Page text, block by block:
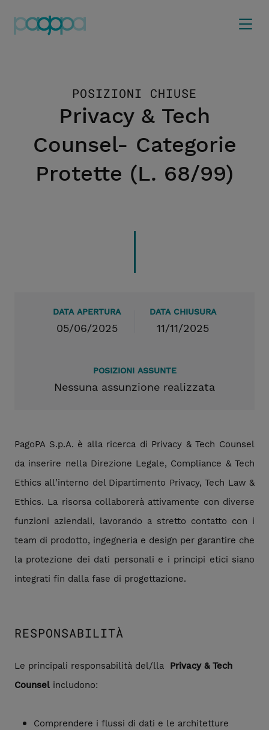
POSIZIONI CHIUSE
Privacy & Tech
Counsel- Categorie
Protette (L. 68/99)
DATA APERTURA
05/06/2025
DATA CHIUSURA
11/11/2025
POSIZIONI ASSUNTE
Nessuna assunzione realizzata
PagoPA S.p.A. è alla ricerca di Privacy & Tech Counsel
da inserire nella Direzione Legale, Compliance & Tech
Ethics all’interno del Dipartimento Privacy, Tech Law &
Ethics. La risorsa collaborerà attivamente con diverse
funzioni aziendali, lavorando a stretto contatto con i
team di prodotto, ingegneria e design per garantire che
la protezione dei dati personali e i principi etici siano
integrati fin dalla fase di progettazione.
RESPONSABILITÀ
Le principali responsabilità del/lla Privacy & Tech
Counsel includono:
Comprendere i flussi di dati e le architetture